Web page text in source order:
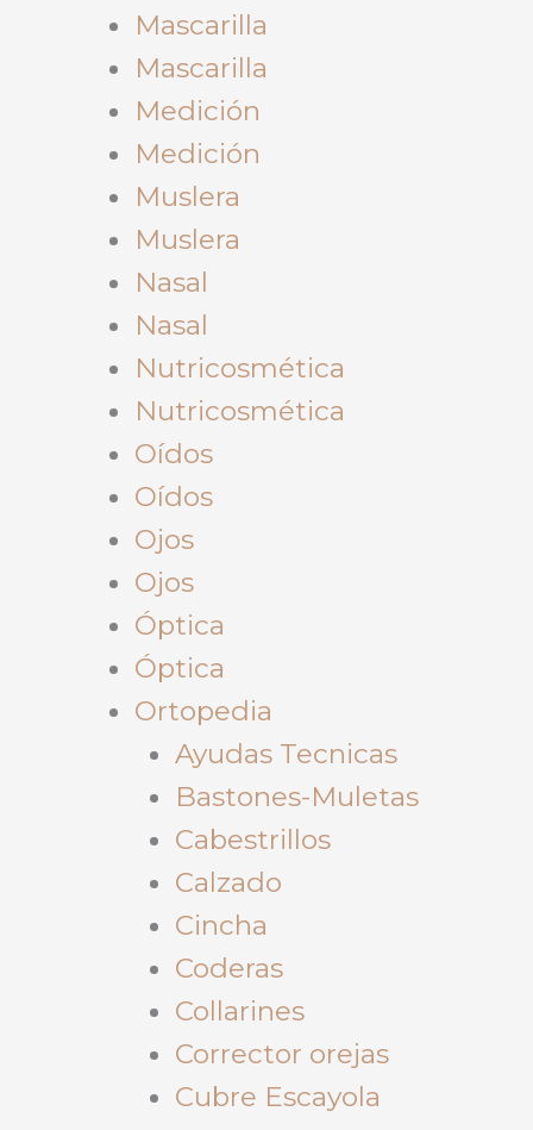
Mascarilla
Mascarilla
Medición
Medición
Muslera
Muslera
Nasal
Nasal
Nutricosmética
Nutricosmética
Oídos
Oídos
Ojos
Ojos
Óptica
Óptica
Ortopedia
Ayudas Tecnicas
Bastones-Muletas
Cabestrillos
Calzado
Cincha
Coderas
Collarines
Corrector orejas
Cubre Escayola